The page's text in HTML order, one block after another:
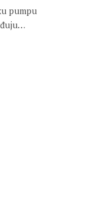
pumpu